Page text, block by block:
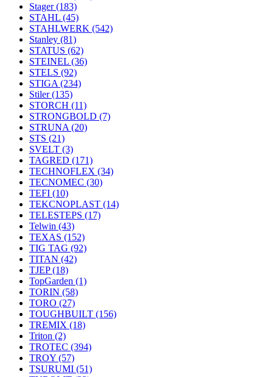
Stager(183)
STAHL (45)
STAHLWERK (542)
Stanley (81)
STATUS (62)
STEINEL (36)
STELS (92)
STIGA (234)
Stiler(135)
STORCH (11)
STRONGBOLD (7)
STRUNA (20)
STS (21)
SVELT (3)
TAGRED (171)
TECHNOFLEX (34)
TECNOMEC (30)
TEFI (10)
TEKCNOPLAST (14)
TELESTEPS (17)
Telwin (43)
TEXAS (152)
TIG TAG (92)
TITAN (42)
TJEP(18)
TopGarden (1)
TORIN (58)
TORO (27)
TOUGHBUILT (156)
TREMIX (18)
Triton (2)
TROTEC (394)
TROY (57)
TSURUMI (51)